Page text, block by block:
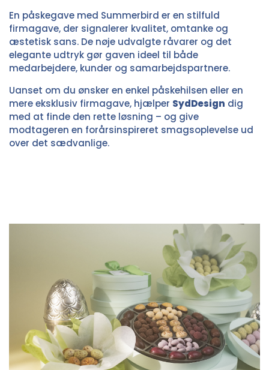
En påskegave med Summerbird er en stilfuld
firmagave, der signalerer kvalitet, omtanke og
æstetisk sans. De nøje udvalgte råvarer og det
elegante udtryk gør gaven ideel til både
medarbejdere, kunder og samarbejdspartnere.
Uanset om du ønsker en enkel påskehilsen eller en
mere eksklusiv firmagave, hjælper SydDesign dig
med at finde den rette løsning – og give
modtageren en forårsinspireret smagsoplevelse ud
over det sædvanlige.